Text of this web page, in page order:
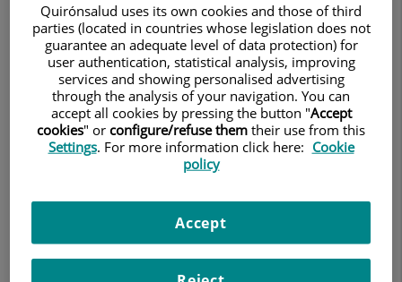
Diagnóstico por la imagen
Tomografía Computarizada (TAC)
Intervencionismo guiado por TC
Biopsia ósea guiada por TC
Biopsia ósea guiada por TC
Exploración invasiva que
de tejido óseo,
principalmente procedente
de tumoraciones. El TC es
Quirónsalud uses its own cookies and those of third
parties (located in countries whose legislation does not
guarantee an adequate level of data protection) for
user authentication, statistical analysis, improving
services and showing personalised advertising
through the analysis of your navigation. You can
accept all cookies by pressing the button "Accept
cookies" or configure/refuse them their use from this
Settings. For more information click here: Cookie
policy
Accept